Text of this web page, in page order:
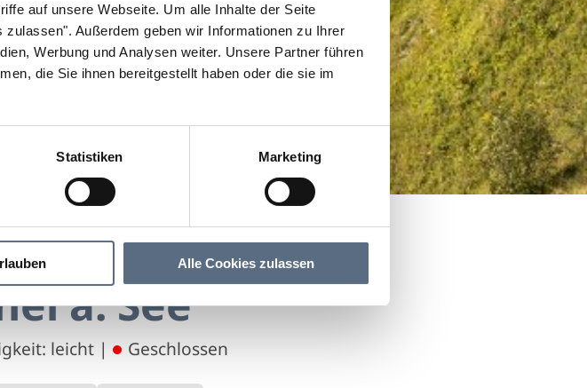
auf unsere Webseite. Um alle Inhalte der Seite
zulassen". Außerdem geben wir Informationen zu Ihrer
Werbung und Analysen weiter. Unsere Partner führen
die Sie ihnen bereitgestellt haben oder die sie im
Statistiken Marketing
Alle Cookies zulassen
a. See
leicht | Geschlossen